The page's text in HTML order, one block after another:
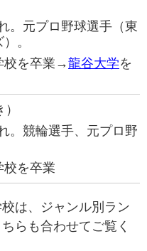
。元プロ野球選手（東
。
校を卒業→龍谷大学を
。競輪選手、元プロ野
校を卒業
は、ジャンル別ラン
らも合わせてご覧く